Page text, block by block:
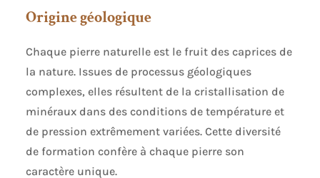
Origine géologique
Chaque pierre naturelle est le fruit des caprices de
la nature. Issues de processus géologiques
complexes, elles résultent de la cristallisation de
minéraux dans des conditions de température et
de pression extrêmement variées. Cette diversité
de formation confère à chaque pierre son
caractère unique.